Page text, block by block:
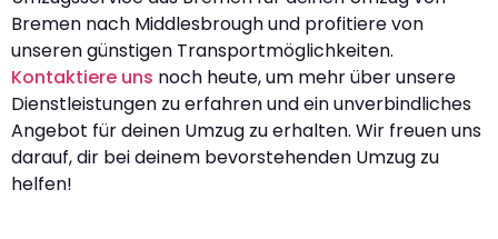
Bremen nach Middlesbrough und profitiere von
unseren günstigen Transportmöglichkeiten.
Kontaktiere uns noch heute, um mehr über unsere
Dienstleistungen zu erfahren und ein unverbindliches
Angebot für deinen Umzug zu erhalten. Wir freuen uns
darauf, dir bei deinem bevorstehenden Umzug zu
helfen!